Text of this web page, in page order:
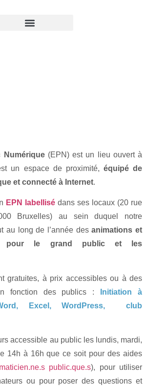
Numérique(EPN) est un lieu ouvert à
un espace de proximité, équipé de
et connecté à Internet.
EPN labellisé dans ses locaux (20 rue
Bruxelles) au sein duquel notre
au long de l’année desanimations et
pour le grand public et les
gratuites, à prix accessibles ou à des
fonction des publics :
Initiation à
Word, Excel, WordPress, club
accessible au public les lundis, mardi,
14h à 16h que ce soit pour des aides
public.que.s), pour utiliser
ou pour poser des questions et